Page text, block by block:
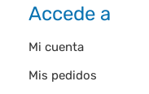
Accede a
Mi cuenta
Mis pedidos